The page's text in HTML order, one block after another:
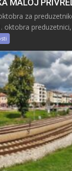
MALOJ
za
oktobra preduzetnici,